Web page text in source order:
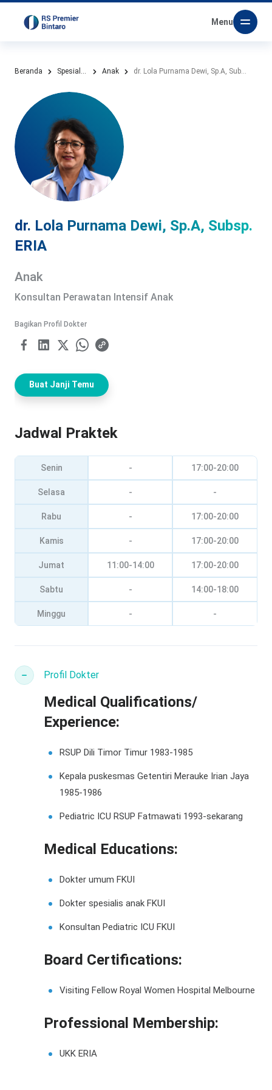
Menu
Beranda Spesialis Kami Anak dr. Lola Purnama Dewi, Sp.A, Subsp. ERIA
dr. Lola Purnama Dewi, Sp.A, Subsp.
ERIA
Anak
Konsultan Perawatan Intensif Anak
Bagikan Profil Dokter
Buat Janji Temu
Jadwal Praktek
Senin - 17:00-20:00
Selasa - -
Rabu - 17:00-20:00
Kamis - 17:00-20:00
Jumat 11:00-14:00 17:00-20:00
Sabtu - 14:00-18:00
Minggu - -
Profil Dokter
Medical Qualifications/
Experience:
RSUP Dili Timor Timur 1983-1985
Kepala puskesmas Getentiri Merauke Irian Jaya
1985-1986
Pediatric ICU RSUP Fatmawati 1993-sekarang
Medical Educations:
Dokter umum FKUI
Dokter spesialis anak FKUI
Konsultan Pediatric ICU FKUI
Board Certifications:
Visiting Fellow Royal Women Hospital Melbourne
Professional Membership:
UKK ERIA